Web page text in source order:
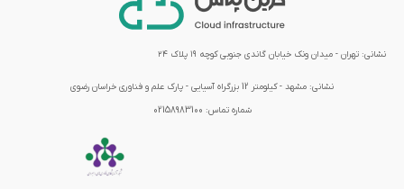
نشانی: تهران - میدان ونک خیابان گاندی جنوبی کوچه ۱۹ پلاک ۲۴
نشانی: مشهد - کیلومتر 12 بزرگراه آسیایی - پارک علم و فناوری خراسان رضوی
شماره تماس: 02158983100